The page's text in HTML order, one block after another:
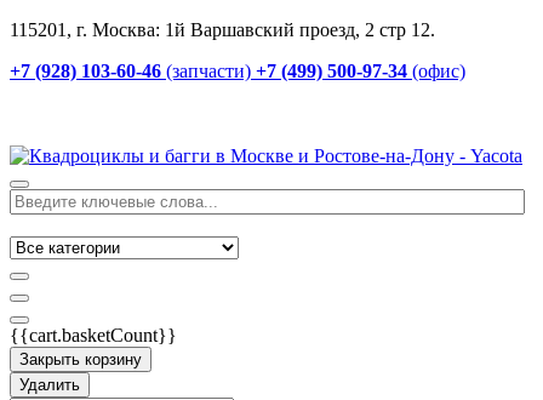
115201, г. Москва: 1й Варшавский проезд, 2 стр 12.
+7 (928) 103-60-46 (запчасти) +7 (499) 500-97-34 (офис)
{{cart.basketCount}}
Закрыть корзину
Удалить